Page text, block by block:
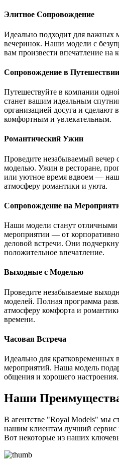
Элитное Сопровождение
Идеально подходит для важных
вечеринок. Наши модели с
вам произвести впечатление на
Сопровождение в Путешествии
Путешествуйте в компании
станет вашим идеальным
организацией досуга и сделают
комфортным и увлекательным.
Романтический Ужин
Проведите незабываемый вечер
моделью. Ужин в ресторане,
или уютное время вдвоем —
атмосферу романтики и уюта.
Сопровождение на
Наши модели станут
мероприятии — от
деловой встречи. Они
положительное впечатление.
Выходные с Моделью
Проведите незабываемые
моделей. Полная программа
атмосферу комфорта и
времени.
Часовая Встреча
Идеально для кратковременных
мероприятий. Наша модель
общения и хорошего настроения.
Наши
В агентстве "Royal Models" мы
нашим клиентам лучший
Вот некоторые из наших